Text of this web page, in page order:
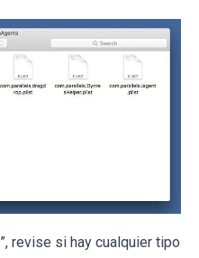
”, revise si hay cualquier tipo